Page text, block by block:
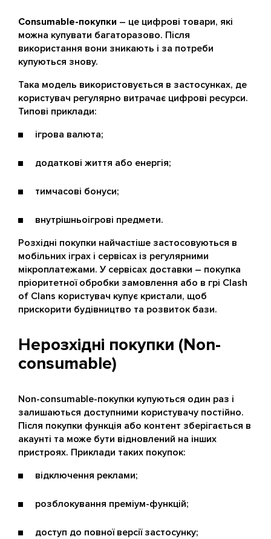
Consumable-покупки – це цифрові товари, які
можна купувати багаторазово. Після
використання вони зникають і за потреби
купуються знову.
Така модель використовується в застосунках, де
користувач регулярно витрачає цифрові ресурси.
Типові приклади:
ігрова валюта;
додаткові життя або енергія;
тимчасові бонуси;
внутрішньоігрові предмети.
Розхідні покупки найчастіше застосовуються в
мобільних іграх і сервісах із регулярними
мікроплатежами. У сервісах доставки – покупка
пріоритетної обробки замовлення або в грі Clash
of Clans користувач купує кристали, щоб
прискорити будівництво та розвиток бази.
Нерозхідні покупки (Non-
consumable)
Non-consumable-покупки купуються один раз і
залишаються доступними користувачу постійно.
Після покупки функція або контент зберігається в
акаунті та може бути відновлений на інших
пристроях. Приклади таких покупок:
відключення реклами;
розблокування преміум-функцій;
доступ до повної версії застосунку;